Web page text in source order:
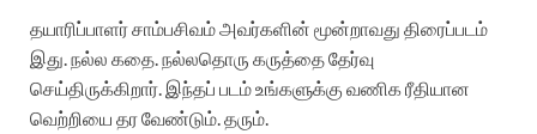
தயாரிப்பாளர் சாம்பசிவம் அவர்களின் மூன்றாவது திரைப்படம்
இது. நல்ல கதை. நல்லதொரு கருத்தை தேர்வு
செய்திருக்கிறார். இந்தப் படம் உங்களுக்கு வணிக ரீதியான
வெற்றியை தர வேண்டும். தரும்.